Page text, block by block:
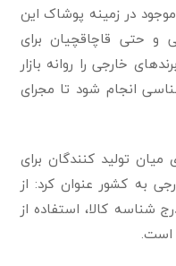
در زمینه پوشاک این
و حتی قاچاقچیان برای
خارجی را روانه بازار
انجام شود تا مجرای
تولید کنندگان برای
به کشور عنوان کرد: از
شناسه کالا، استفاده از
است.